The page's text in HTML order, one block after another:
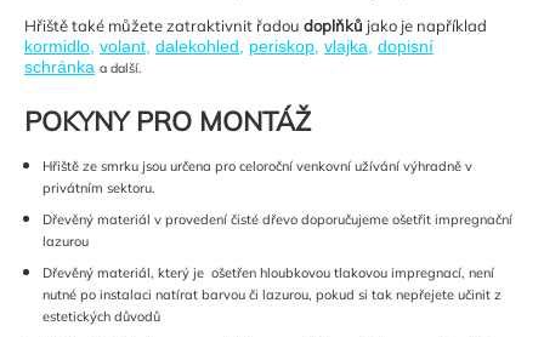
Hřiště také můžete zatraktivnit řadou doplňků jako je například
kormidlo volant dalekohled periskop vlajka dopisní
schránka a další.
POKYNY PRO MONTÁŽ
Hřiště ze smrku jsou určena pro celoroční venkovní užívání výhradně v
privátním sektoru.
Dřevěný materiál v provedení čisté dřevo doporučujeme ošetřit impregnační
lazurou
Dřevěný materiál, který je ošetřen hloubkovou tlakovou impregnací, není
nutné po instalaci natírat barvou či lazurou, pokud si tak nepřejete učinit z
estetických důvodů